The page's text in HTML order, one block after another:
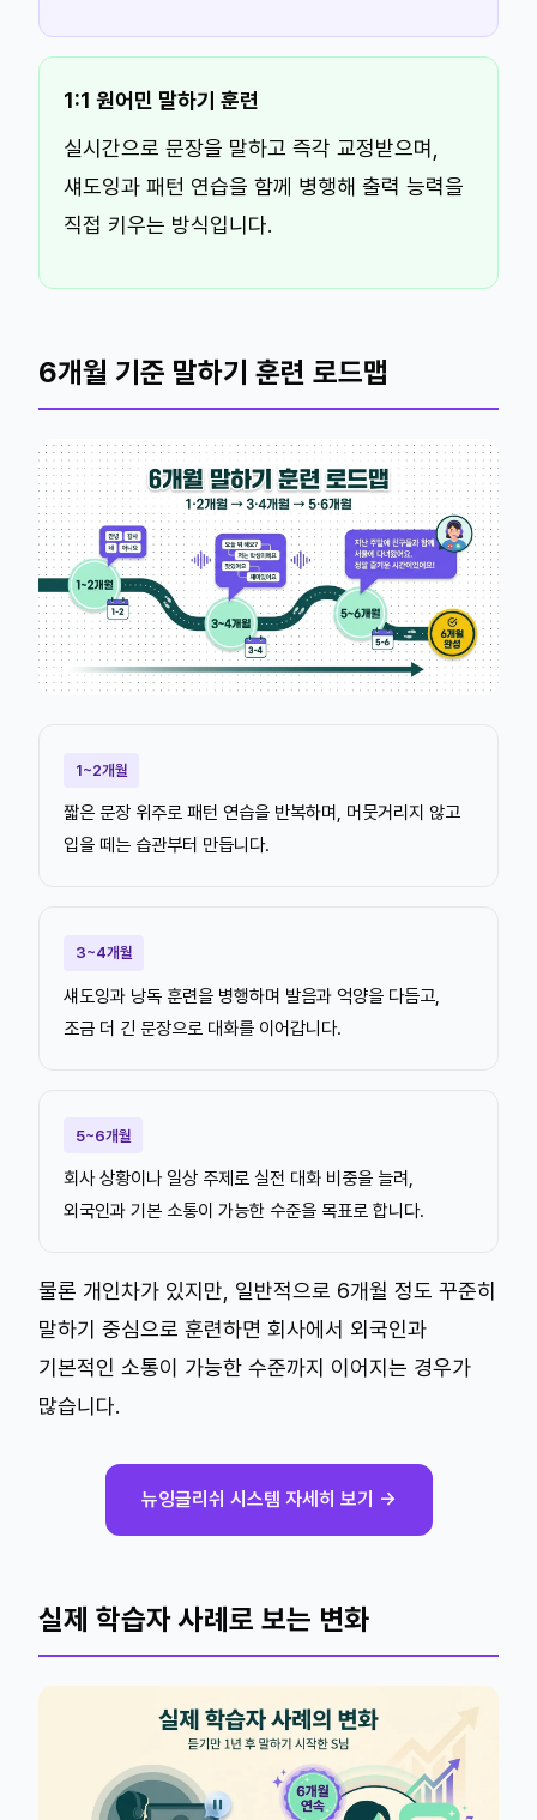
1:1 원어민 말하기 훈련
실시간으로 문장을 말하고 즉각 교정받으며,
섀도잉과 패턴 연습을 함께 병행해 출력 능력을
직접 키우는 방식입니다.
6개월 기준 말하기 훈련 로드맵
1~2개월
짧은 문장 위주로 패턴 연습을 반복하며, 머뭇거리지 않고
입을 떼는 습관부터 만듭니다.
3~4개월
섀도잉과 낭독 훈련을 병행하며 발음과 억양을 다듬고,
조금 더 긴 문장으로 대화를 이어갑니다.
5~6개월
회사 상황이나 일상 주제로 실전 대화 비중을 늘려,
외국인과 기본 소통이 가능한 수준을 목표로 합니다.
물론 개인차가 있지만, 일반적으로 6개월 정도 꾸준히
말하기 중심으로 훈련하면 회사에서 외국인과
기본적인 소통이 가능한 수준까지 이어지는 경우가
많습니다.
뉴잉글리쉬 시스템 자세히 보기 →
실제 학습자 사례로 보는 변화